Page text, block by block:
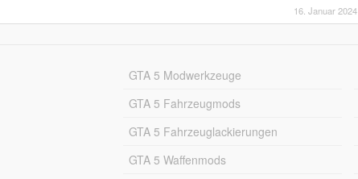
16. Januar 2024
GTA 5 Modwerkzeuge
GTA 5 Fahrzeugmods
GTA 5 Fahrzeuglackierungen
GTA 5 Waffenmods